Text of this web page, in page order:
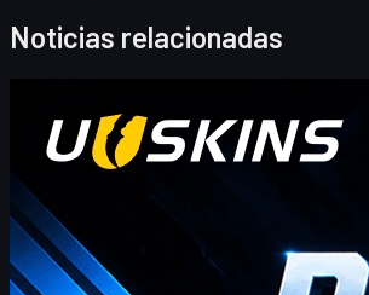
Noticias relacionadas
¡Hola traders de CS2! ¡Bienvenidos
bonos semanal!
donde encontrarás los códigos de Puntos de
más recientes y completos de esta
página semanalmente para ofrecerte
Siempre que tu pedido alcance el monto